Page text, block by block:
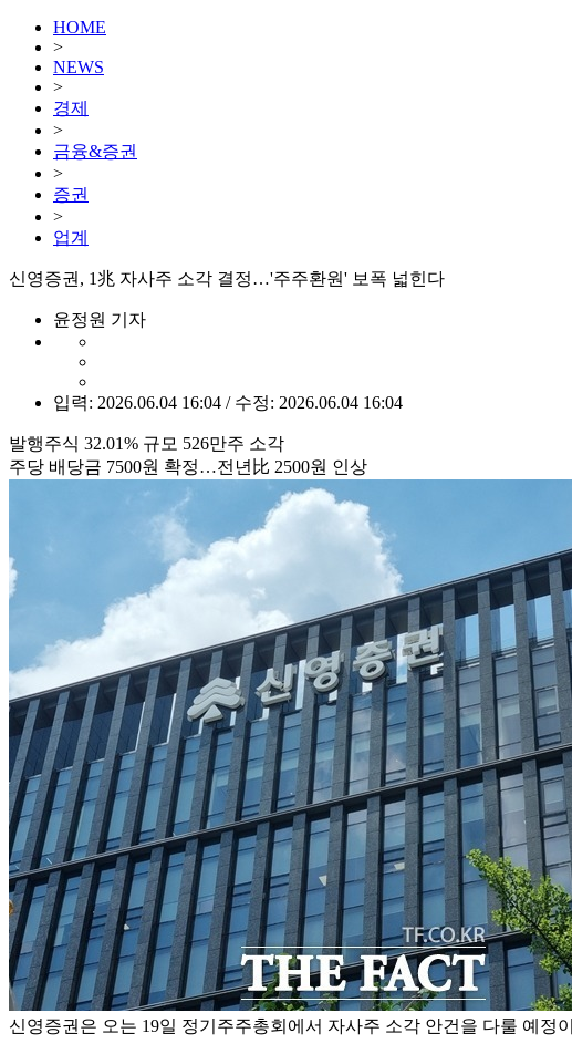
HOME
>
NEWS
>
경제
>
금융&증권
>
증권
>
업계
신영증권, 1兆 자사주 소각 결정…'주주환원' 보폭 넓힌다
윤정원 기자
입력: 2026.06.04 16:04 / 수정: 2026.06.04 16:04
발행주식 32.01% 규모 526만주 소각
주당 배당금 7500원 확정…전년比 2500원 인상
신영증권은 오는 19일 정기주주총회에서 자사주 소각 안건을 다룰 예정